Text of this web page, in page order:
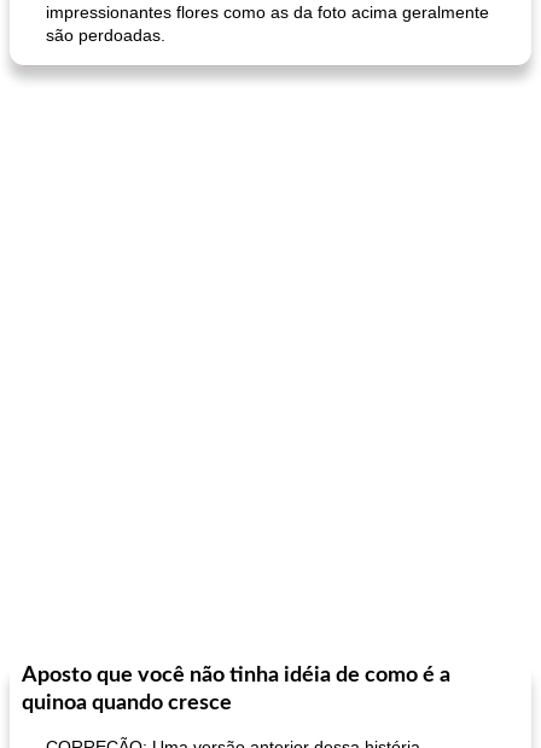
impressionantes flores como as da foto acima geralmente
são perdoadas.
Aposto que você não tinha idéia de como é a
quinoa quando cresce